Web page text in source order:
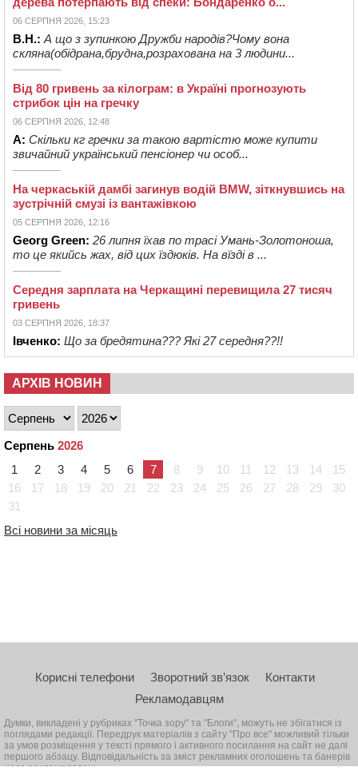
06 СЕРПНЯ 2026, 15:23
В.Н.: А що з зупинкою Дружби народів?Чому вона
скляна(обідрана,брудна,розрахована на 3 людини...
Від 80 гривень за кілограм: в Україні прогнозують
стрибок цін на гречку
06 СЕРПНЯ 2026, 12:48
А: Скільки кг гречки за такою вартістю може купити
звичайний український пенсіонер чи особ...
На черкаській дамбі загинув водій BMW, зіткнувшись на
зустрічній смузі із вантажівкою
05 СЕРПНЯ 2026, 12:16
Georg Green: 26 липня їхав по трасі Умань-Золотоноша,
то це якийсь жах, від цих їздюків. На вїзді в ...
Середня зарплата на Черкащині перевищила 27 тисяч
гривень
03 СЕРПНЯ 2026, 18:37
Івченко: Що за бредятина??? Які 27 середня??!!
АРХІВ НОВИН
Серпень 2026
1
2 3 4 5 6 7 8 9 10 11 12 13 14
15
16
17 18 19 20 21 22 23 24 25 26 27 28 29
30
31
Всі новини за місяць
Корисні телефони Зворотний зв’язок
Контакти
Рекламодавцям
Думки, викладені у рубриках "Точка зору" та "Блоги", можуть не збігатися із
поглядами редакції. Передрук матеріалів з сайту "Про все" можливий тільки
за умов розміщення у тексті прямого і активного посилання на сайт не далі
першого абзацу. Відповідальність за зміст рекламних оголошень та банерів
несе рекламодавець